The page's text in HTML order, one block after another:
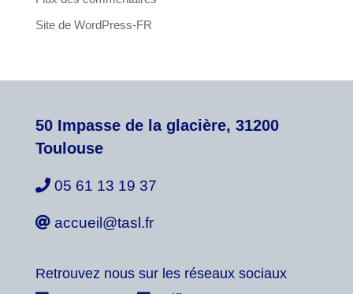
Site de WordPress-FR
50 Impasse de la glacière, 31200
Toulouse
05 61 13 19 37
accueil@tasl.fr
Retrouvez nous sur les réseaux sociaux